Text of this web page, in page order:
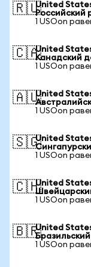
🇷🇺United
Российский
1 USOon
🇨🇦United
Канадский
1 USOon
🇦🇺United
1 USOon
🇸🇬United
1 USOon
🇨🇭United
1 USOon
🇧🇷United
1 USOon